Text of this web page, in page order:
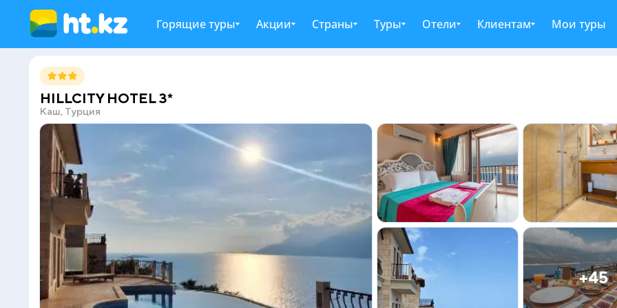
Горящие туры Акции Страны Туры Отели Клиентам Мои туры
HILLCITY HOTEL 3*
Каш, Турция
+45